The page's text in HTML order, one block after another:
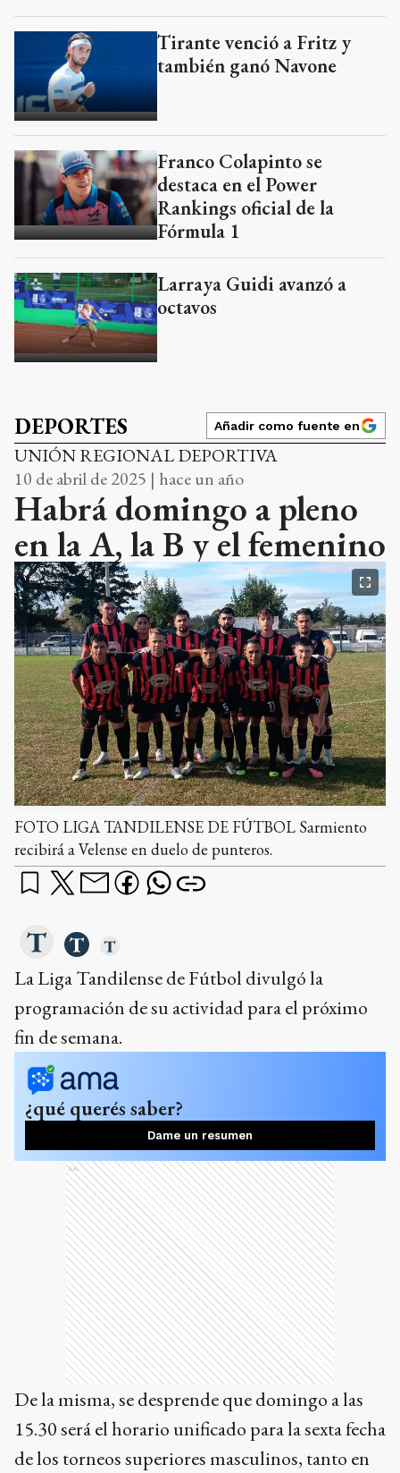
Tirante venció a Fritz y
también ganó Navone
Franco Colapinto se
destaca en el Power
Rankings oficial de la
Fórmula 1
Larraya Guidi avanzó a
octavos
DEPORTES Añadir como fuente en
UNIÓN REGIONAL DEPORTIVA
10 de abril de 2025 | hace un año
Habrá domingo a pleno
en la A, la B y el femenino
FOTO LIGA TANDILENSE DE FÚTBOL Sarmiento
recibirá a Velense en duelo de punteros.
La Liga Tandilense de Fútbol divulgó la
programación de su actividad para el próximo
fin de semana.
¿qué querés saber?
Dame un resumen
Ads
De la misma, se desprende que domingo a las
15.30 será el horario unificado para la sexta fecha
de los torneos superiores masculinos, tanto en